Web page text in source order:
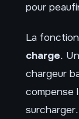
pour
La
charge.
chargeur
compense